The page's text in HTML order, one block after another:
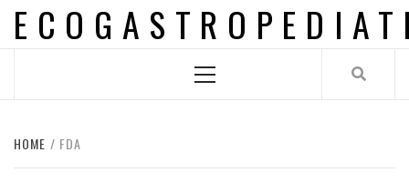
Skip
Menu
HOME FDA